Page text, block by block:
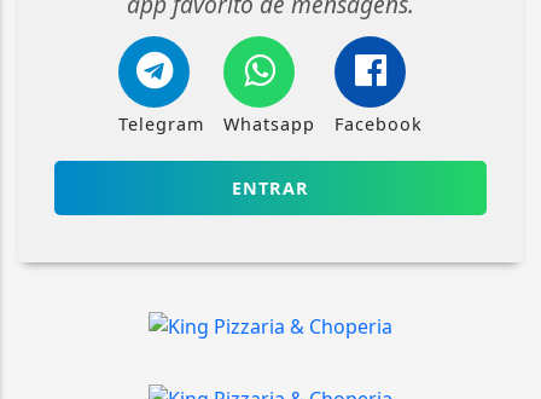
Telegram Whatsapp Facebook
ENTRAR